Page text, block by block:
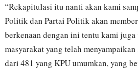
“Rekapitulasi itu nanti akan kami
Politik dan Partai Politik akan
berkenaan dengan ini tentu kami
masyarakat yang telah
dari 481 yang KPU umumkan, yang